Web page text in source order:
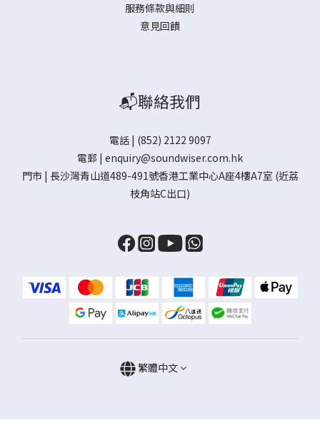
服務條款與細則
意見回饋
📬聯絡我們
電話 | (852) 2122 9097
電郵 | enquiry@soundwiser.com.hk
門市 | 長沙灣青山道489-491號香港工業中心A座4樓A7室 (近荔
枝角站C出口)
繁體中文